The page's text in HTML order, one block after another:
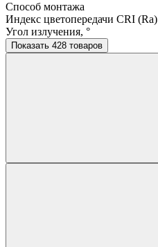
Способ монтажа
Индекс цветопередачи CRI (Ra)
Угол излучения, °
Показать 428 товаров